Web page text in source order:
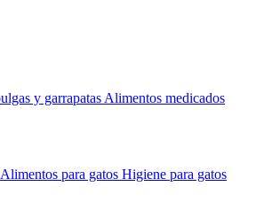
y garrapatas Alimentos medicados
Alimentos para gatos Higiene para gatos